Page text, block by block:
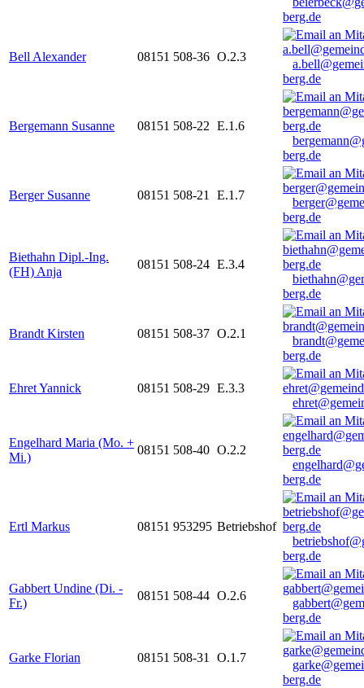
berg.de
Bell Alexander 08151 508-36 O.2.3
berg.de
Bergemann Susanne 08151 508-22 E.1.6
berg.de
Berger Susanne 08151 508-21 E.1.7
berg.de
Biethahn Dipl.-Ing.
(FH) Anja
08151 508-24 E.3.4
berg.de
Brandt Kirsten 08151 508-37 O.2.1
berg.de
Ehret Yannick 08151 508-29 E.3.3
Engelhard Maria (Mo. +
Mi.)
08151 508-40 O.2.2
berg.de
Ertl Markus 08151 953295 Betriebshof
berg.de
Gabbert Undine (Di. -
Fr.)
08151 508-44 O.2.6
berg.de
Garke Florian 08151 508-31 O.1.7
berg.de